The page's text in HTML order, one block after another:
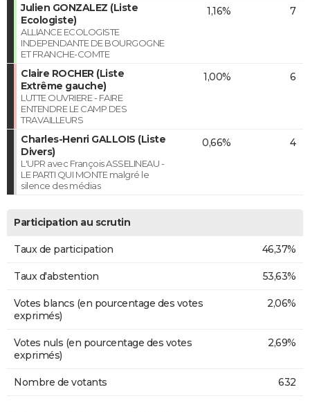
Julien GONZALEZ (Liste
Ecologiste)
ALLIANCE ECOLOGISTE
INDEPENDANTE DE BOURGOGNE
ET FRANCHE-COMTE
1,16% 7
Claire ROCHER (Liste
Extrême gauche)
LUTTE OUVRIERE - FAIRE
ENTENDRE LE CAMP DES
TRAVAILLEURS
1,00% 6
Charles-Henri GALLOIS (Liste
Divers)
L'UPR avec François ASSELINEAU -
LE PARTI QUI MONTE malgré le
silence des médias
0,66% 4
Participation au scrutin
Taux de participation 46,37%
Taux d'abstention 53,63%
Votes blancs (en pourcentage des votes
exprimés)
2,06%
Votes nuls (en pourcentage des votes
exprimés)
2,69%
Nombre de votants 632